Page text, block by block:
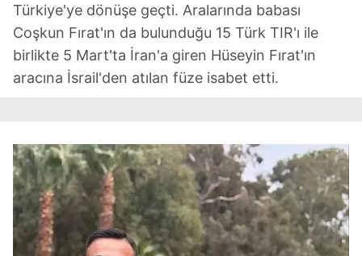
Türkiye'ye dönüşe geçti. Aralarında babası
Coşkun Fırat'ın da bulunduğu 15 Türk TIR'ı ile
birlikte 5 Mart'ta İran'a giren Hüseyin Fırat'ın
aracına İsrail'den atılan füze isabet etti.